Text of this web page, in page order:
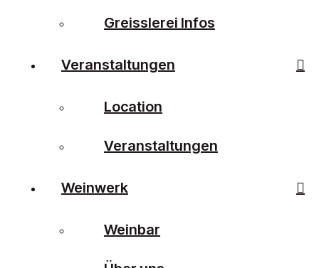
Greisslerei Infos
Veranstaltungen
Location
Veranstaltungen
Weinwerk
Weinbar